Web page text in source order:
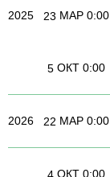
2025 23 МАР 0:00
5 ОКТ 0:00
2026 22 МАР 0:00
ОКТ 0:00